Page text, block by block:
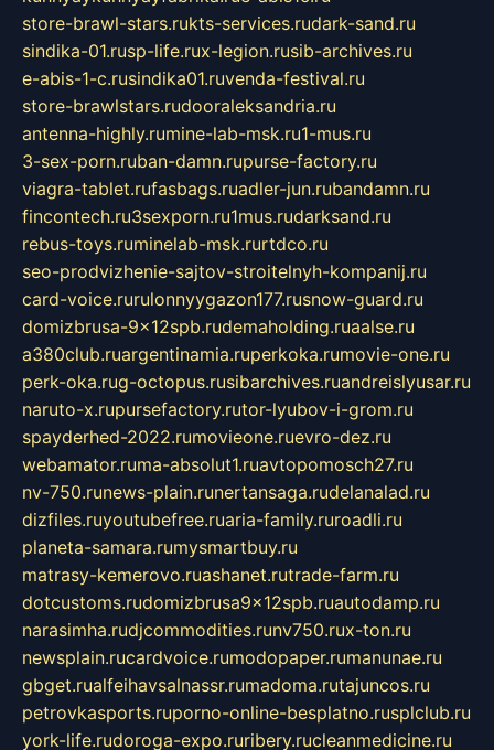
store-brawl-stars.rukts-services.rudark-sand.ru
sindika-01.rusp-life.rux-legion.rusib-archives.ru
e-abis-1-c.rusindika01.ruvenda-festival.ru
store-brawlstars.rudooraleksandria.ru
antenna-highly.rumine-lab-msk.ru1-mus.ru
3-sex-porn.ruban-damn.rupurse-factory.ru
viagra-tablet.rufasbags.ruadler-jun.rubandamn.ru
fincontech.ru3sexporn.ru1mus.rudarksand.ru
rebus-toys.ruminelab-msk.rurtdco.ru
seo-prodvizhenie-sajtov-stroitelnyh-kompanij.ru
card-voice.rurulonnyygazon177.rusnow-guard.ru
domizbrusa-9x12spb.rudemaholding.ruaalse.ru
a380club.ruargentinamia.ruperkoka.rumovie-one.ru
perk-oka.rug-octopus.rusibarchives.ruandreislyusar.ru
naruto-x.rupursefactory.rutor-lyubov-i-grom.ru
spayderhed-2022.rumovieone.ruevro-dez.ru
webamator.ruma-absolut1.ruavtopomosch27.ru
nv-750.runews-plain.runertansaga.rudelanalad.ru
dizfiles.ruyoutubefree.ruaria-family.ruroadli.ru
planeta-samara.rumysmartbuy.ru
matrasy-kemerovo.ruashanet.rutrade-farm.ru
dotcustoms.rudomizbrusa9x12spb.ruautodamp.ru
narasimha.rudjcommodities.runv750.rux-ton.ru
newsplain.rucardvoice.rumodopaper.rumanunae.ru
gbget.rualfeihavsalnassr.rumadoma.rutajuncos.ru
petrovkasports.ruporno-online-besplatno.rusplclub.ru
york-life.rudoroga-expo.ruribery.rucleanmedicine.ru